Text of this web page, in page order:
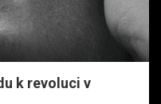
k revoluci v